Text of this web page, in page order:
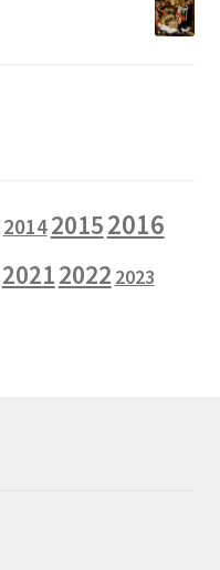
201420152016
20212022 2023